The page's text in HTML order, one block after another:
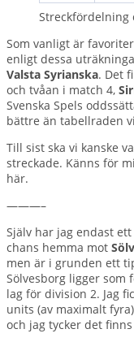
Streckfördelning
Som vanligt är
enligt dessa
Valsta Syrianska. Det
och tvåan i match 4,
Svenska Spels
bättre än tabellraden
Till sist ska vi kanske
streckade. Känns för
här.
———–
Själv har jag endast
chans hemma mot
men är i grunden ett
Sölvesborg ligger
lag för division 2. Jag
units (av maximalt
och jag tycker det